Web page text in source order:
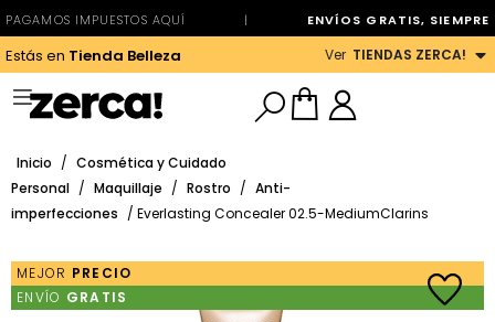
PAGAMOS IMPUESTOS AQUÍ | ENVÍOS GRATIS, SIEMPRE
Estás en Tienda Belleza Ver TIENDAS ZERCA!
Inicio / Cosmética y Cuidado
Personal / Maquillaje / Rostro / Anti-
imperfecciones / Everlasting Concealer 02.5-MediumClarins
MEJOR PRECIO
ENVÍO GRATIS